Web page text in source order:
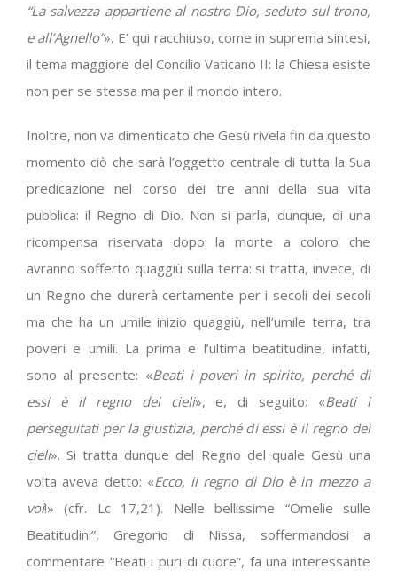
“La salvezza appartiene al nostro Dio, seduto sul trono,
e all’Agnello”». E’ qui racchiuso, come in suprema sintesi,
il tema maggiore del Concilio Vaticano II: la Chiesa esiste
non per se stessa ma per il mondo intero.
Inoltre, non va dimenticato che Gesù rivela fin da questo
momento ciò che sarà l’oggetto centrale di tutta la Sua
predicazione nel corso dei tre anni della sua vita
pubblica: il Regno di Dio. Non si parla, dunque, di una
ricompensa riservata dopo la morte a coloro che
avranno sofferto quaggiù sulla terra: si tratta, invece, di
un Regno che durerà certamente per i secoli dei secoli
ma che ha un umile inizio quaggiù, nell’umile terra, tra
poveri e umili. La prima e l’ultima beatitudine, infatti,
sono al presente: «Beati i poveri in spirito, perché di
essi è il regno dei cieli», e, di seguito: «Beati i
perseguitati per la giustizia, perché di essi è il regno dei
cieli». Si tratta dunque del Regno del quale Gesù una
volta aveva detto: «Ecco, il regno di Dio è in mezzo a
voi!» (cfr. Lc 17,21). Nelle bellissime “Omelie sulle
Beatitudini”, Gregorio di Nissa, soffermandosi a
commentare “Beati i puri di cuore”, fa una interessante